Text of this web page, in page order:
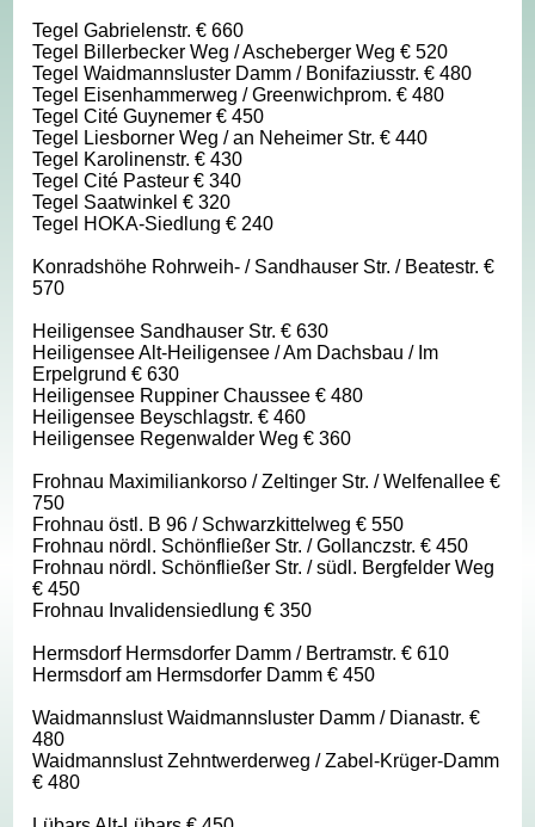
Tegel Gabrielenstr. € 660
Tegel Billerbecker Weg / Ascheberger Weg € 520
Tegel Waidmannsluster Damm / Bonifaziusstr. € 480
Tegel Eisenhammerweg / Greenwichprom. € 480
Tegel Cité Guynemer € 450
Tegel Liesborner Weg / an Neheimer Str. € 440
Tegel Karolinenstr. € 430
Tegel Cité Pasteur € 340
Tegel Saatwinkel € 320
Tegel HOKA-Siedlung € 240
Konradshöhe Rohrweih- / Sandhauser Str. / Beatestr. €
570
Heiligensee Sandhauser Str. € 630
Heiligensee Alt-Heiligensee / Am Dachsbau / Im
Erpelgrund € 630
Heiligensee Ruppiner Chaussee € 480
Heiligensee Beyschlagstr. € 460
Heiligensee Regenwalder Weg € 360
Frohnau Maximiliankorso / Zeltinger Str. / Welfenallee €
750
Frohnau östl. B 96 / Schwarzkittelweg € 550
Frohnau nördl. Schönfließer Str. / Gollanczstr. € 450
Frohnau nördl. Schönfließer Str. / südl. Bergfelder Weg
€ 450
Frohnau Invalidensiedlung € 350
Hermsdorf Hermsdorfer Damm / Bertramstr. € 610
Hermsdorf am Hermsdorfer Damm € 450
Waidmannslust Waidmannsluster Damm / Dianastr. €
480
Waidmannslust Zehntwerderweg / Zabel-Krüger-Damm
€ 480